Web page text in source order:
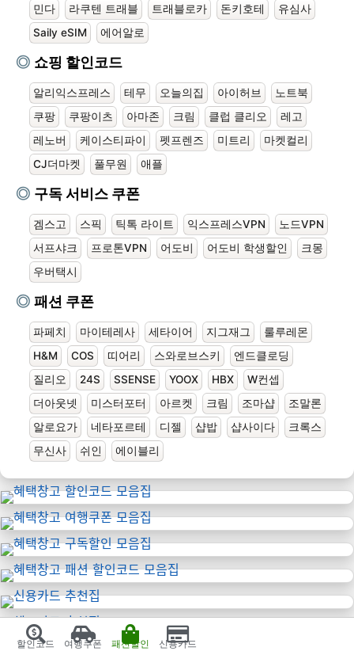
민다
라쿠텐 트래블 트래블로카 돈키호테
유심사
Saily eSIM
에어알로
쇼핑 할인코드
알리익스프레스 테무 오늘의집 아이허브
노트북
쿠팡
쿠팡이츠 아마존 크림 클럽 클리오
레고
레노버
케이스티파이 펫프렌즈 미트리
마켓컬리
CJ더마켓
풀무원 애플
구독 서비스 쿠폰
겜스고 스픽 틱톡 라이트 익스프레스VPN
노드VPN
서프샤크
프로톤VPN 어도비 어도비 학생할인
크몽
우버택시
패션 쿠폰
파페치 마이테레사 세타이어 지그재그
룰루레몬
H&M
COS 띠어리 스와로브스키
엔드클로딩
질리오
24S SSENSE YOOX HBX
W컨셉
더아웃넷
미스터포터 아르켓 크림 조마샵
조말론
알로요가
네타포르테 디젤 샵밥 샵사이다
크록스
무신사
쉬인 에이블리
할인코드 여행쿠폰 패션할인 신용카드